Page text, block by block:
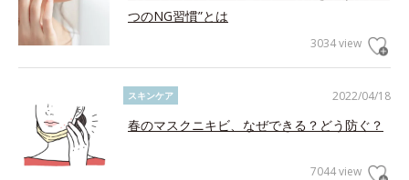
つのNG習慣”とは
3034 view
2022/04/18
スキンケア
春のマスクニキビ、なぜできる？どう防ぐ？
7044 view